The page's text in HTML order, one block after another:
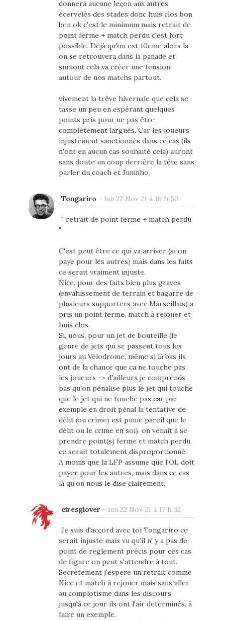
donnera aucune leçon aux autres
écervelés des stades donc huis clos bon
ben ok c'est le minimum mais retrait de
point ferme + match perdu c'est fort
possible. Déjà qu'on est 10eme alors la
on se retrouvera dans la panade et
surtout cela va créer une tension
autour de nos matchs partout.
vivement la trêve hivernale que cela se
tasse un peu en espérant quelques
points pris pour ne pas être
complètement largués. Car les joueurs
injustement sanctionnés dans ce cas (ils
n'ont en aucun cas souhaité cela) auront
sans doute un coup derrière la tête sans
parler du coach et Juninho.
Tongariro - lun 22 Nov 21 à 16 h 50
" retrait de point ferme + match perdu
"
C'est peut être ce qui va arriver (si on
paye pour les autres) mais dans les faits
ce serait vraiment injuste.
Nice, pour des faits bien plus graves
(envahissement de terrain et bagarre de
plusieurs supporters avec Marseillais) a
pris un point ferme, match à rejouer et
huis clos.
Si, nous, pour un jet de bouteille (le
genre de jets qui se passent tous les
jours au Vélodrome, même si là bas ils
ont de la chance que ca ne touche pas
les joueurs -> d'ailleurs je comprends
pas qu'on pénalise plus le jet qui touche
que le jet qui ne touche pas car par
exemple en droit pénal la tentative de
délit (ou crime) est punie pareil que le
délit ou le crime en soi), on venait à se
prendre point(s) ferme et match perdu,
ce serait totalement disproportionné.
A moins que la LFP assume que l'OL doit
payer pour les autres, mais dans ce cas
là qu'on nous le dise clairement.
ciresglover - lun 22 Nov 21 à 17 h 32
Je suis d'accord avec toi Tongariro ce
serait injuste mais vu qu'il n' y a pas de
point de reglement précis pour ces cas
de figure on peut s'attendre à tout.
Secrètement j'espere un retrait comme
Nice et match à rejouer mais sans aller
au complotisme dans les discours
jusqu'à ce jour ils ont l'air determinés. à
faire un exemple.